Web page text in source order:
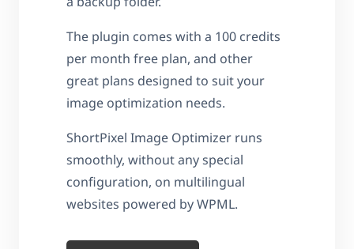
The plugin comes with a 100 credits
per month free plan, and other
great plans designed to suit your
image optimization needs.
ShortPixel Image Optimizer runs
smoothly, without any special
configuration, on multilingual
websites powered by WPML.